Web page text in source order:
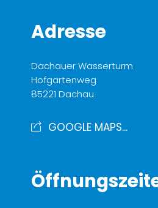
Adresse
Dachauer Wasserturm
Hofgartenweg
85221 Dachau
GOOGLE MAPS...